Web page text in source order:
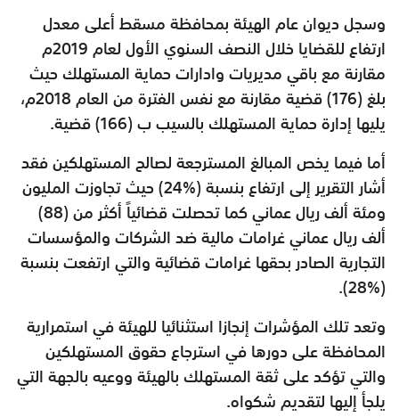
وسجل ديوان عام الهيئة بمحافظة مسقط أعلى معدل
ارتفاع للقضايا خلال النصف السنوي الأول لعام 2019م
مقارنة مع باقي مديريات وادارات حماية المستهلك حيث
بلغ (176) قضية مقارنة مع نفس الفترة من العام 2018م،
يليها إدارة حماية المستهلك بالسيب ب (166) قضية
.
أما فيما يخص المبالغ المسترجعة لصالح المستهلكين فقد
أشار التقرير إلى ارتفاع بنسبة (%24) حيث تجاوزت المليون
ومئة ألف ريال عماني كما تحصلت قضائياً أكثر من (88)
ألف ريال عماني غرامات مالية ضد الشركات والمؤسسات
التجارية الصادر بحقها غرامات قضائية والتي ارتفعت بنسبة
(%28).
وتعد تلك المؤشرات إنجازا استثنائيا للهيئة في استمرارية
المحافظة على دورها في استرجاع حقوق المستهلكين
والتي تؤكد على ثقة المستهلك بالهيئة ووعيه بالجهة التي
يلجأ إليها لتقديم شكواه.